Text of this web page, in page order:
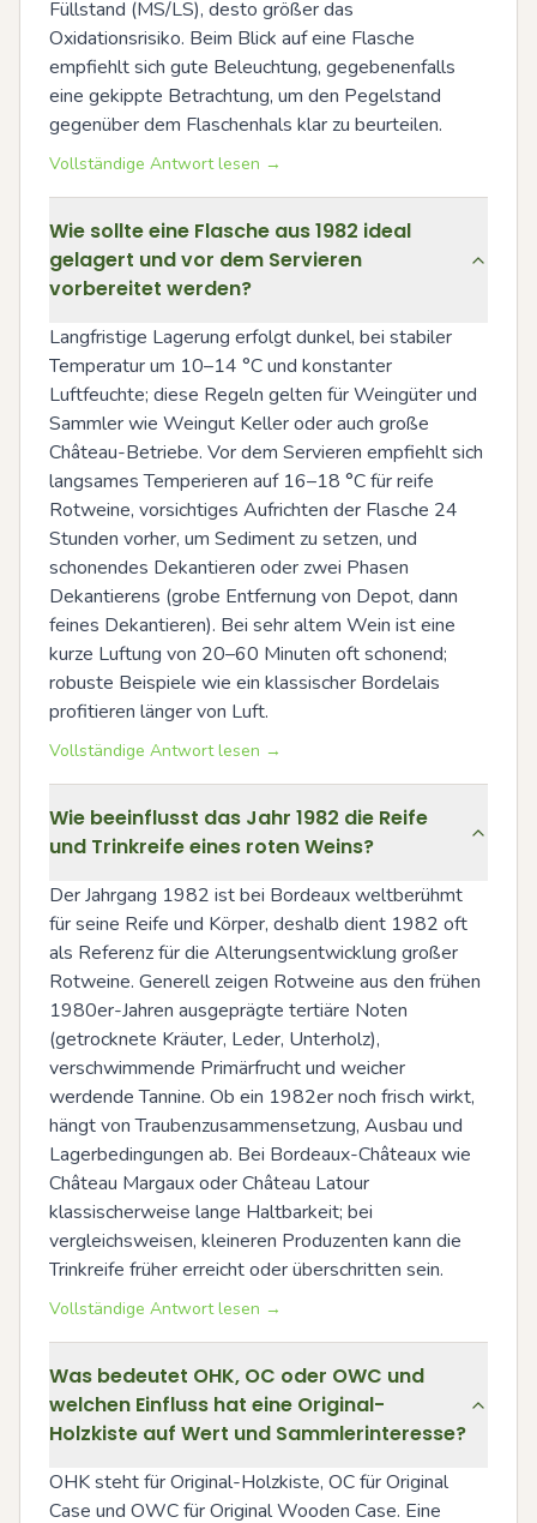
Füllstand (MS/LS), desto größer das
Oxidationsrisiko. Beim Blick auf eine Flasche
empfiehlt sich gute Beleuchtung, gegebenenfalls
eine gekippte Betrachtung, um den Pegelstand
gegenüber dem Flaschenhals klar zu beurteilen.
Vollständige Antwort lesen →
Wie sollte eine Flasche aus 1982 ideal
gelagert und vor dem Servieren
vorbereitet werden?
Langfristige Lagerung erfolgt dunkel, bei stabiler
Temperatur um 10–14 °C und konstanter
Luftfeuchte; diese Regeln gelten für Weingüter und
Sammler wie Weingut Keller oder auch große
Château-Betriebe. Vor dem Servieren empfiehlt sich
langsames Temperieren auf 16–18 °C für reife
Rotweine, vorsichtiges Aufrichten der Flasche 24
Stunden vorher, um Sediment zu setzen, und
schonendes Dekantieren oder zwei Phasen
Dekantierens (grobe Entfernung von Depot, dann
feines Dekantieren). Bei sehr altem Wein ist eine
kurze Luftung von 20–60 Minuten oft schonend;
robuste Beispiele wie ein klassischer Bordelais
profitieren länger von Luft.
Vollständige Antwort lesen →
Wie beeinflusst das Jahr 1982 die Reife
und Trinkreife eines roten Weins?
Der Jahrgang 1982 ist bei Bordeaux weltberühmt
für seine Reife und Körper, deshalb dient 1982 oft
als Referenz für die Alterungsentwicklung großer
Rotweine. Generell zeigen Rotweine aus den frühen
1980er-Jahren ausgeprägte tertiäre Noten
(getrocknete Kräuter, Leder, Unterholz),
verschwimmende Primärfrucht und weicher
werdende Tannine. Ob ein 1982er noch frisch wirkt,
hängt von Traubenzusammensetzung, Ausbau und
Lagerbedingungen ab. Bei Bordeaux-Châteaux wie
Château Margaux oder Château Latour
klassischerweise lange Haltbarkeit; bei
vergleichsweisen, kleineren Produzenten kann die
Trinkreife früher erreicht oder überschritten sein.
Vollständige Antwort lesen →
Was bedeutet OHK, OC oder OWC und
welchen Einfluss hat eine Original-
Holzkiste auf Wert und Sammlerinteresse?
OHK steht für Original-Holzkiste, OC für Original
Case und OWC für Original Wooden Case. Eine